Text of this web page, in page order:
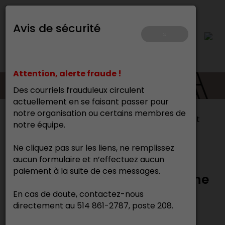
Avis de sécurité
Attention, alerte fraude !
Des courriels frauduleux circulent
actuellement en se faisant passer pour
notre organisation ou certains membres de
notre équipe.
Ne cliquez pas sur les liens, ne remplissez
aucun formulaire et n’effectuez aucun
paiement à la suite de ces messages.
En cas de doute, contactez-nous
directement au 514 861-2787, poste 208.
Accueil>Ressources et outils>Architecture et
patrimoine>
Métiers d’art liés à
l’architecture et au patrimoine